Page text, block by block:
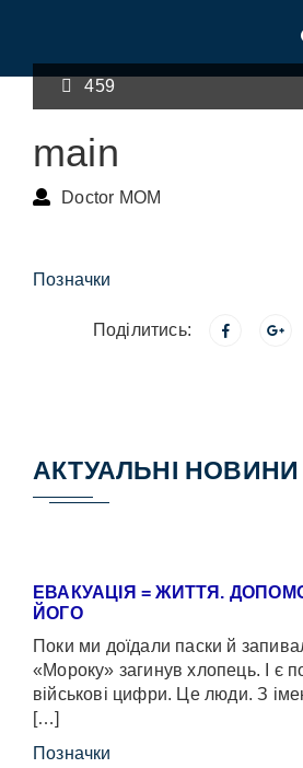
459
main
Doctor MOM
Позначки
Поділитись:
АКТУАЛЬНІ НОВИНИ
ЕВАКУАЦІЯ = ЖИТТЯ.
ЙОГО
Поки ми доїдали паски й
«Мороку» загинув хлопець. І є
військові цифри. Це люди. З
[…]
Позначки